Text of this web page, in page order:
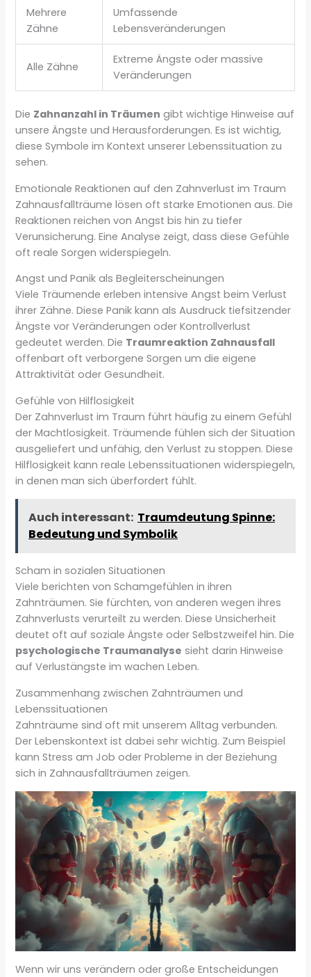
Mehrere
Zähne
Umfassende
Lebensveränderungen
Alle Zähne
Extreme Ängste oder massive
Veränderungen
Die Zahnanzahl in Träumen gibt wichtige Hinweise auf
unsere Ängste und Herausforderungen. Es ist wichtig,
diese Symbole im Kontext unserer Lebenssituation zu
sehen.
Emotionale Reaktionen auf den Zahnverlust im Traum
Zahnausfallträume lösen oft starke Emotionen aus. Die
Reaktionen reichen von Angst bis hin zu tiefer
Verunsicherung. Eine Analyse zeigt, dass diese Gefühle
oft reale Sorgen widerspiegeln.
Angst und Panik als Begleiterscheinungen
Viele Träumende erleben intensive Angst beim Verlust
ihrer Zähne. Diese Panik kann als Ausdruck tiefsitzender
Ängste vor Veränderungen oder Kontrollverlust
gedeutet werden. Die Traumreaktion Zahnausfall
offenbart oft verborgene Sorgen um die eigene
Attraktivität oder Gesundheit.
Gefühle von Hilflosigkeit
Der Zahnverlust im Traum führt häufig zu einem Gefühl
der Machtlosigkeit. Träumende fühlen sich der Situation
ausgeliefert und unfähig, den Verlust zu stoppen. Diese
Hilflosigkeit kann reale Lebenssituationen widerspiegeln,
in denen man sich überfordert fühlt.
Auch interessant: Traumdeutung Spinne:
Bedeutung und Symbolik
Scham in sozialen Situationen
Viele berichten von Schamgefühlen in ihren
Zahnträumen. Sie fürchten, von anderen wegen ihres
Zahnverlusts verurteilt zu werden. Diese Unsicherheit
deutet oft auf soziale Ängste oder Selbstzweifel hin. Die
psychologische Traumanalyse sieht darin Hinweise
auf Verlustängste im wachen Leben.
Zusammenhang zwischen Zahnträumen und
Lebenssituationen
Zahnträume sind oft mit unserem Alltag verbunden.
Der Lebenskontext ist dabei sehr wichtig. Zum Beispiel
kann Stress am Job oder Probleme in der Beziehung
sich in Zahnausfallträumen zeigen.
Wenn wir uns verändern oder große Entscheidungen